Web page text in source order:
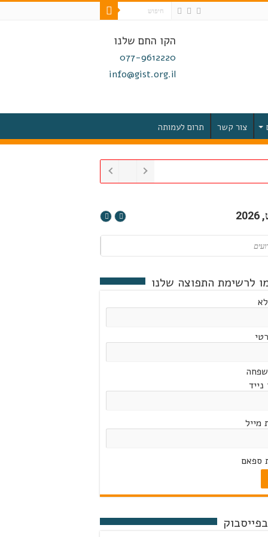
הקו החם שלנו
077-9612220
info@gist.org.il
צור קשר תרום לעמותה
לרשימת התפוצה שלנו
נייד
מייל
ספאם